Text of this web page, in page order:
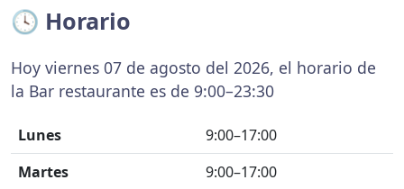
🕓 Horario
Hoy viernes 07 de agosto del 2026, el horario de
la Bar restaurante es de 9:00–23:30
Lunes
9:00–17:00
Martes
9:00–17:00